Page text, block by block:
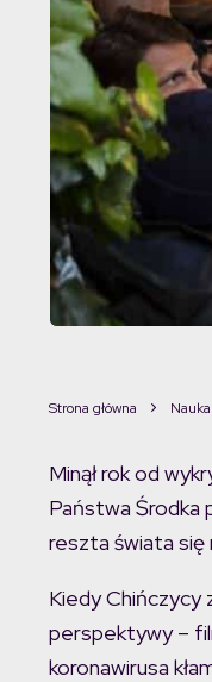
Strona główna Nauka
Minął rok od
Państwa Środka
reszta świata się
Kiedy Chińczycy
perspektywy –
koronawirusa